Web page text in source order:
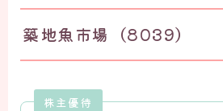
築地魚市場（8039）
株主優待